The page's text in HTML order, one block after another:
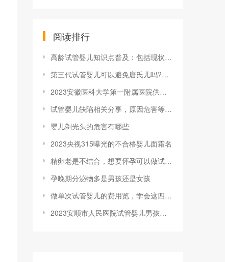
阅读排行
高龄试管婴儿知识点普及：包括现状、孕妈会
第三代试管婴儿可以避免唐氏儿吗?做完试管
2023安徽医科大学第一附属医院供卵试管
试管婴儿缺陷相关分享，原因危害等你想知道
婴儿剃光头的危害有哪些
2023央视315曝光的不合格婴儿面霜名
精卵老是不结合，想要怀孕可以做试管婴儿吗
孕晚期分泌物多是男孩还是女孩
做单次试管婴儿的费用览，学会这四招能帮你
2023安顺市人民医院试管婴儿男孩费用要